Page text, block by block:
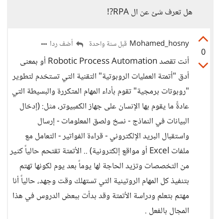
هل تعرف شئ عن ال RPA?!
0
Mohamed_hosny قبل سنة واحدة أضف ردا
أنت تقصد Robotic Process Automation أو بمعنى
أدق "أتمتة العمليات الروبوتية" التقنية التي تستخدم لتطوير
"روبوتات برمجية" تقوم بأداء المهام المتكررة والبسيطة التي
عادةً ما يقوم بها الإنسان على جهاز الكمبيوتر، مثل: (إدخال
البيانات في النماذج - نسخ ولصق المعلومات - إرسال
واستقبال البريد الإلكتروني - قراءة الفواتير - التعامل مع
ملفات Excel أو مواقع إلكترونية) .. الأتمتة تقتحم حالياً كثير
من التخصصات وتزيد الحاجة لها يوماً بعد يوم لكونها تهتم
بتنفيذ كل المهام الروتينية التي تستهلك وقت وجهد، حالياً أنا
مهتم بتعلم ودراسة الأتمتة وقد بدأت ببعض الدروس في هذا
المجال بالفعل .